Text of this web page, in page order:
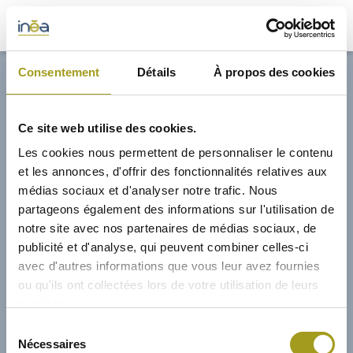
Consentement Détails À propos des cookies
Ce site web utilise des cookies.
Les cookies nous permettent de personnaliser le contenu
et les annonces, d'offrir des fonctionnalités relatives aux
médias sociaux et d'analyser notre trafic. Nous
partageons également des informations sur l'utilisation de
notre site avec nos partenaires de médias sociaux, de
publicité et d'analyse, qui peuvent combiner celles-ci
avec d'autres informations que vous leur avez fournies
ou qu'ils ont collectées lors de votre utilisation de leurs
Nécessaires
33,00€
ACTUS
INVESTISSEURS
PORTE-DOCUMENTS
GREEN BUILDING